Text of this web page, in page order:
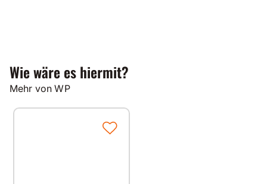
Wie wäre es hiermit?
Mehr von WP